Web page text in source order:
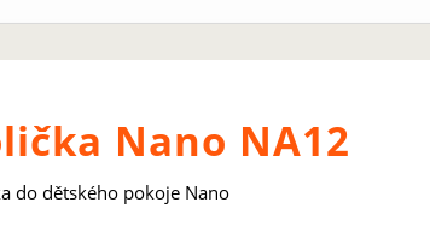
Nano NA12
do dětského pokoje Nano